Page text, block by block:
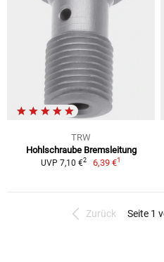
TRW
Hohlschraube Bremsleitung
UVP 7,10 €2 6,39 €1
Zurück Seite 1